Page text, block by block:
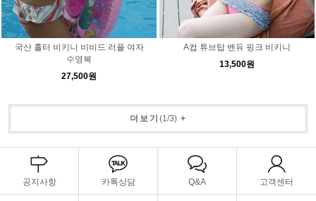
국산 홀터 비키니 비비드 러플 여자
수영복
27,500원
A컵 튜브탑 밴듀 핑크 비키니
13,500원
더보기 (1/3)+
공지사항 카톡상담 Q&A 고객센터